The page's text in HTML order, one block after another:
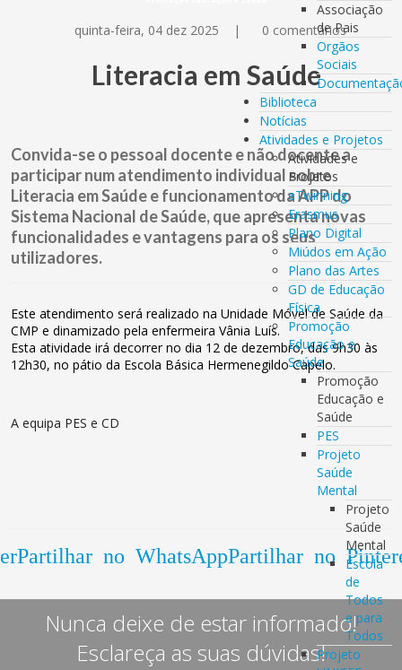
Associação
de Pais
Orgãos
Sociais
Biblioteca
Notícias
Atividades e Projetos
Atividades e
Projetos
eTwinning
Erasmus
Plano Digital
Miúdos em Ação
Plano das Artes
GD de Educação
Física
Promoção
Educação e
Saúde
Promoção
Educação e
Saúde
PES
Projeto
Saúde
Mental
Projeto
Saúde
Mental
Escola
de
Todos
e para
Todos
Projeto
quinta-feira, 04 dez 2025 | 0 comentários
Literacia em Saúde
Convida-se o pessoal docente e não docente a
participar num atendimento individual sobre
Literacia em Saúde e funcionamento da APP do
Sistema Nacional de Saúde, que apresenta novas
funcionalidades e vantagens para os seus
utilizadores.
Este atendimento será realizado na Unidade Móvel de Saúde da
CMP e dinamizado pela enfermeira Vânia Luís.
Esta atividade irá decorrer no dia 12 de dezembro, das 9h30 às
12h30, no pátio da Escola Básica Hermenegildo Capelo.
A equipa PES e CD
Partilhar no WhatsAppPartilhar no
Nunca deixe de estar informado!
Esclareça as suas dúvidas!